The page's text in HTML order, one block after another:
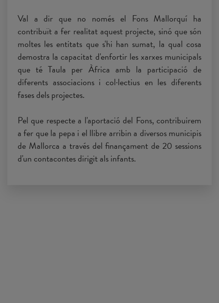
Val a dir que no només el Fons Mallorquí ha
contribuït a fer realitat aquest projecte, sinó que són
moltes les entitats que s'hi han sumat, la qual cosa
demostra la capacitat d'enfortir les xarxes municipals
que té Taula per Àfrica amb la participació de
diferents associacions i col·lectius en les diferents
fases dels projectes.
Pel que respecte a l'aportació del Fons, contribuirem
a fer que la pepa i el llibre arribin a diversos municipis
de Mallorca a través del finançament de 20 sessions
d'un contacontes dirigit als infants.